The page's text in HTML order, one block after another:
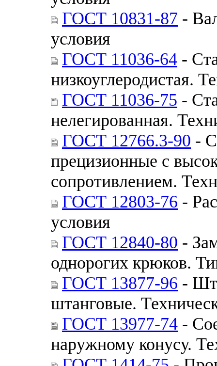
ГОСТ 10831-87 -
условия
ГОСТ 11036-64 -
низкоуглеродистая.
ГОСТ 11036-75 -
нелегированная.
ГОСТ 12766.3-90 -
прецизионные с
сопротивлением.
ГОСТ 12803-76 -
условия
ГОСТ 12840-80 -
однорогих крюков.
ГОСТ 13877-96 -
штанговые.
ГОСТ 13977-74 -
наружному конусу.